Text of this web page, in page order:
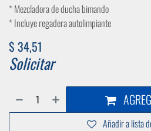
* Mezcladora de ducha bimando
* Incluye regadera autolimpiante
$ 34,51
Solicitar
Añadir a lista